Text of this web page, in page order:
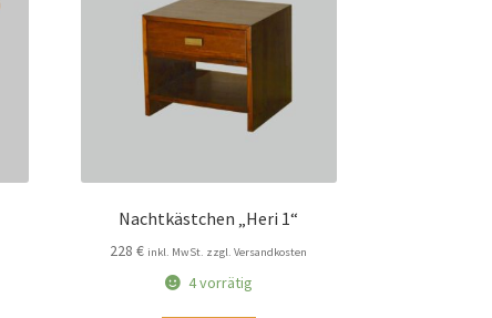
Nachtkästchen „Heri 1“
228€ inkl. MwSt. zzgl. Versandkosten
4 vorrätig